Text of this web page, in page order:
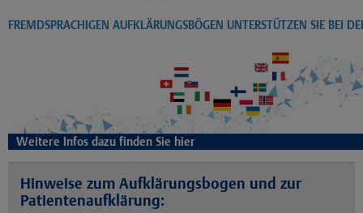
text.skipToContent
text.skipToNavigation
FREMDSPRACHIGEN AUFKLÄRUNGSBÖGEN UNTERSTÜTZEN SIE BEI
Weitere Infos dazu finden Sie hier
Hinweise zum Aufklärungsbogen und zur
Patientenaufklärung: